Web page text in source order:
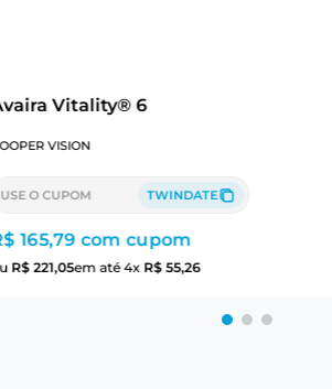
Vitality® 6
VISION
USE O CUPOM TWINDATE
165,79com cupom
R$ 221,05em até4x R$ 55,26